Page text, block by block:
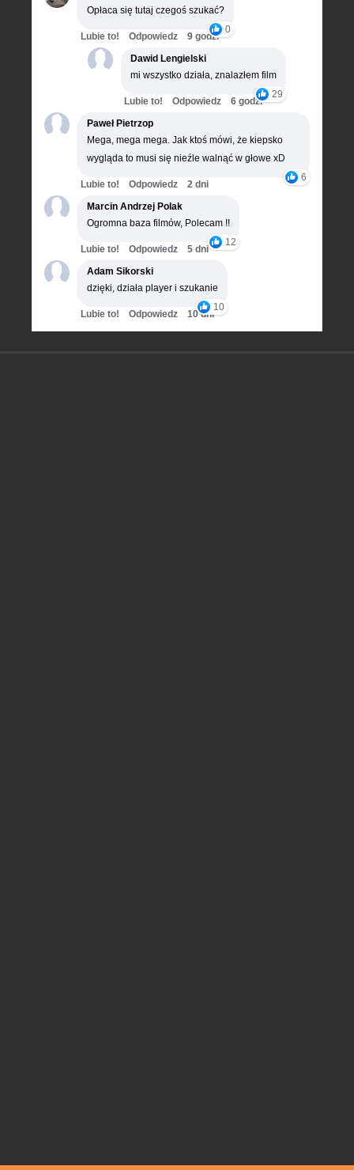
Opłaca się tutaj czegoś szukać?
0
Lubie to! Odpowiedz
9 godz.
Dawid Lengielski
mi wszystko działa, znalazłem film
29
Lubie to! Odpowiedz
6 godz.
Paweł Pietrzop
Mega, mega mega. Jak ktoś mówi, że kiepsko
wygląda to musi się nieźle walnąć w głowe xD
6
Lubie to! Odpowiedz
2 dni
Marcin Andrzej Polak
Ogromna baza filmów, Polecam !!
12
Lubie to! Odpowiedz
5 dni
Adam Sikorski
dzięki, działa player i szukanie
10
Lubie to! Odpowiedz 10 dni